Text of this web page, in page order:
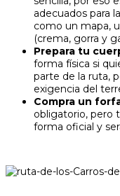
adecuados para
como un mapa,
(crema, gorra y
Prepara tu
forma física si
parte de la ruta,
exigencia del
Compra un
obligatorio, pero
forma oficial y